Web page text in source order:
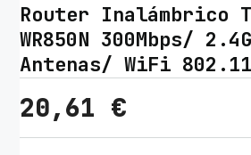
Router Inalámbrico
WR850N 300Mbps/
Antenas/ WiFi
20,61 €